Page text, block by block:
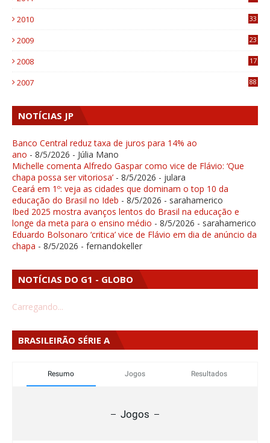
2010
33
2009
23
2008
17
2007 88
NOTÍCIAS JP
Banco Central reduz taxa de juros para 14% ao
ano - 8/5/2026 - Júlia Mano
Michelle comenta Alfredo Gaspar como vice de Flávio: ‘Que
chapa possa ser vitoriosa’ - 8/5/2026 - julara
Ceará em 1º: veja as cidades que dominam o top 10 da
educação do Brasil no Ideb - 8/5/2026 - sarahamerico
Ibed 2025 mostra avanços lentos do Brasil na educação e
longe da meta para o ensino médio - 8/5/2026 - sarahamerico
Eduardo Bolsonaro ‘critica’ vice de Flávio em dia de anúncio da
chapa - 8/5/2026 - fernandokeller
NOTÍCIAS DO G1 - GLOBO
Carregando...
BRASILEIRÃO SÉRIE A
Resumo Jogos Resultados
Jogos